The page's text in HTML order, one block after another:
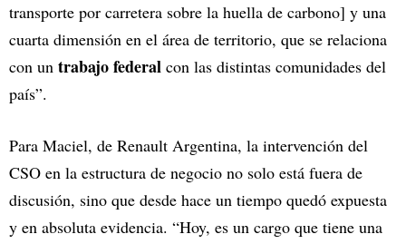
transporte por carretera sobre la huella de carbono] y una
cuarta dimensión en el área de territorio, que se relaciona
con un trabajo federal con las distintas comunidades del
país”.
Para Maciel, de Renault Argentina, la intervención del
CSO en la estructura de negocio no solo está fuera de
discusión, sino que desde hace un tiempo quedó expuesta
y en absoluta evidencia. “Hoy, es un cargo que tiene una